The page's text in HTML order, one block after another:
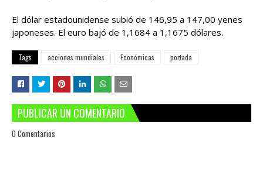
El dólar estadounidense subió de 146,95 a 147,00 yenes
japoneses. El euro bajó de 1,1684 a 1,1675 dólares.
Tags acciones mundiales Económicas portada
PUBLICAR UN COMENTARIO
0 Comentarios